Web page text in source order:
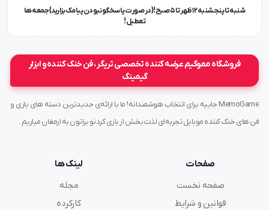
شنبه تا پنجشنبه ۱۲ ظهر تا 5 صبح!{در صورت پاسخگو نبودن پیامک بزارید} جمعه ها
تعطیل !
فروشگاه مموگیم عرضه کننده تخصصی تریگر ، فن خنک کننده و ابزار
گیمینگ
MemoGame جاییه برای انتخاب هوشمندانه! ما با ارائه‌ی جدیدترین دسته های بازی و
فن های خنک کننده موبایل تجربه‌ای لذت بخش از بازی کردنو براتون به ارمغان میاریم .
صفحات
صفحه نخست
قوانین و شرایط
لینک ها
مجله
کارکرده